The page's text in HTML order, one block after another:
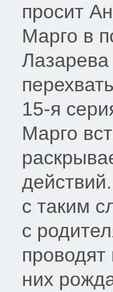
просит
Марго в
15-я
Марго
с таким
с
проводят
них